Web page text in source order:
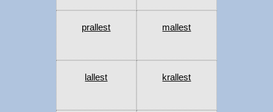
prallest mallest
lallest krallest